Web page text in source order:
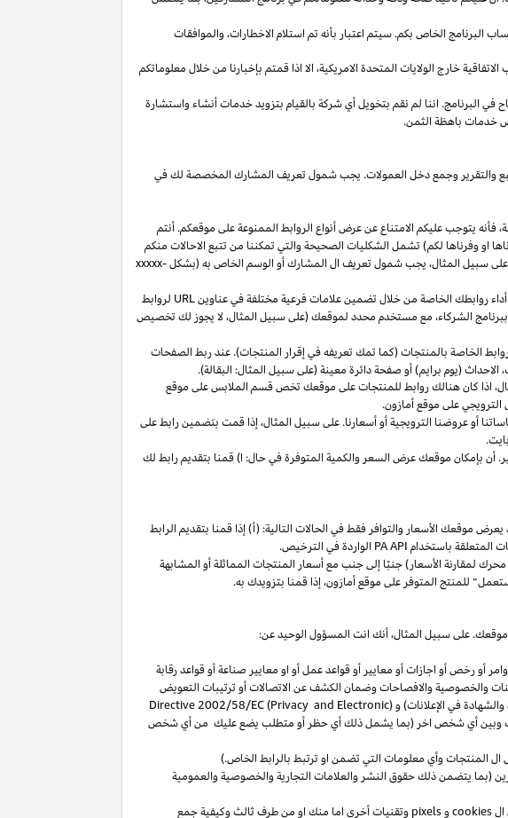
البرنامج الخاص بكم. سيتم اعتبار بأنه تم استلام الاخطارات،والموافقات
خارج الولايات المتحدة الامريكية، الا اذا قمتم بإخبارنا من خلال معلوماتكم
البرنامج. اننا لم نقم بتخويل أي شركة بالقيام بتزويد خدمات أنشاء واستشارة
خدمات باهظة الثمن.
والتقرير وجمع دخل العمولات. يجب شمول تعريف المشارك المخصصة لك في
فأنه يتوجب عليكم الامتناع عن عرض أنواع الروابط الممنوعة على موقعكم. أنتم
او وفرناها لكم) تشمل الشكليات الصحيحة والتي تمكننا من تتبع الاحالات منكم
على سبيل المثال، يجب شمول تعريف ال المشارك أو الوسم الخاص به (بشكلxxxxx-
روابطك الخاصة من خلال تضمين علامات فرعية مختلفة في عناوينURL لروابط
الشركاء، مع مستخدم محدد لموقعك (على سبيل المثال، لا يجوز لك تخصيص
الخاصة بالمنتجات (كما تمك تعريفه في إقرار المنتجات). عند ربط الصفحات
الاحداث (يوم برايم) أو صفحة دائرة معينة (على سبيل المثال: البقالة).
اذا كان هنالك روابط للمنتجات على موقعك تخص قسم الملابس على موقع
أوعروضنا الترويجيةأوأسعارنا.علىسبيل المثال،إذا قمت بتضمينرابطعلى
.
بإمكان موقعك عرض السعر والكمية المتوفرة في حال: ا) قمنا بتقديم رابط لك
موقعك الأسعار والتوافر فقط في الحالات التالية: (أ) إذا قمنا بتقديم الرابط
المتعلقة باستخدام الواردة في الترخيص.
محرك لمقارنة الأسعار)جنبًا إلىجنب معأسعار المنتجات المماثلةأو المشابهة
“ للمنتج المتوفر على موقعأمازون، إذا قمنا بتزويدك به.
موقعك. على سبيل المثال،أنك انت المسؤول الوحيد عن:
أو رخص أو اجازات أو معايير أو قواعد عمل أو او معايير صناعة أو قواعد رقابة
والخصوصيةوالافصاحاتوضمان الكشف عن الاتصالات أو ترتيبات التعويض
في الإعلانات) و (Directive 2002/58/EC (Privacy and Electronic
وبين أي شخص اخر (بما يشمل ذلك أي حظر أو متطلب يضع عليك من أي شخص
وأي معلومات التي تضمن او ترتبط بالرابط الخاص.)
يتضمن ذلك حقوق النشر والعلامات التجارية والخصوصية والعمومية
cookiesوpixels وتقنيات أخرى اما منك او من طرف ثالث وكيفية جمع